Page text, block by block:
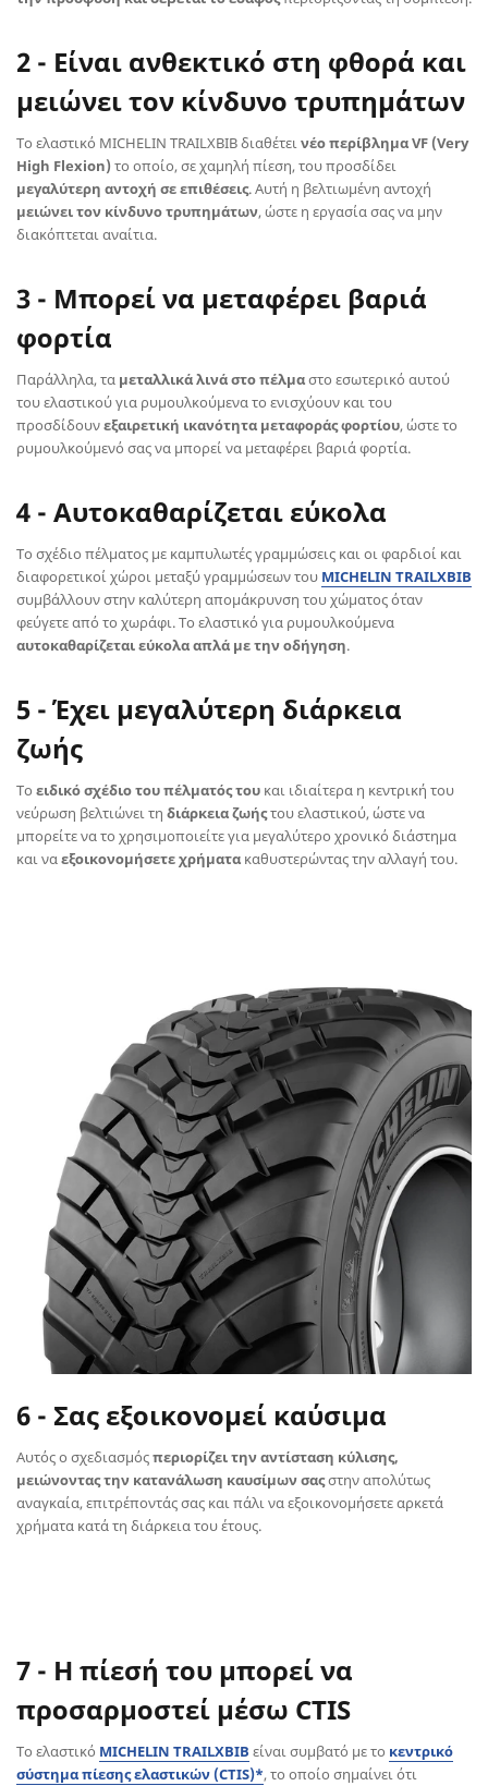
2 - Είναι ανθεκτικό στη φθορά και
μειώνει τον κίνδυνο τρυπημάτων
Το ελαστικό MICHELIN TRAILXBIB διαθέτεινέο περίβλημα VF (Very
High Flexion) το οποίο, σε χαμηλή πίεση, του προσδίδει
μεγαλύτερη αντοχή σε επιθέσεις. Αυτή η βελτιωμένη αντοχή
μειώνει τον κίνδυνο τρυπημάτων, ώστε η εργασία σας να μην
διακόπτεται αναίτια.
3 - Μπορεί να μεταφέρει βαριά
φορτία
Παράλληλα, τα μεταλλικά λινά στο πέλμαστο εσωτερικό αυτού
του ελαστικού για ρυμουλκούμενα το ενισχύουν και του
προσδίδουνεξαιρετική ικανότητα μεταφοράς φορτίου, ώστε το
ρυμουλκούμενό σας να μπορεί να μεταφέρει βαριά φορτία.
4 - Αυτοκαθαρίζεται εύκολα
Το σχέδιο πέλματος με καμπυλωτές γραμμώσεις και οι φαρδιοί και
διαφορετικοί χώροι μεταξύ γραμμώσεων του MICHELIN TRAILXBIB
συμβάλλουν στην καλύτερη απομάκρυνση του χώματος όταν
φεύγετε από το χωράφι. Το ελαστικό για ρυμουλκούμενα
αυτοκαθαρίζεται εύκολα απλά με την οδήγηση.
5 - Έχει μεγαλύτερη διάρκεια
ζωής
Το ειδικό σχέδιο του πέλματός του και ιδιαίτερα η κεντρική του
νεύρωση βελτιώνει τη διάρκεια ζωήςτου ελαστικού, ώστε να
μπορείτε να το χρησιμοποιείτε για μεγαλύτερο χρονικό διάστημα
και ναεξοικονομήσετε χρήματα καθυστερώντας την αλλαγή του.
6 - Σας εξοικονομεί καύσιμα
Αυτός ο σχεδιασμόςπεριορίζει την αντίσταση κύλισης,
μειώνοντας την κατανάλωση καυσίμων σαςστην απολύτως
αναγκαία, επιτρέποντάς σας και πάλι να εξοικονομήσετε αρκετά
χρήματα κατά τη διάρκεια του έτους.
7 - Η πίεσή του μπορεί να
προσαρμοστεί μέσω CTIS
Το ελαστικό MICHELIN TRAILXBIB είναι συμβατό με το κεντρικό
σύστημα πίεσης ελαστικών (CTIS)*, το οποίο σημαίνει ότι